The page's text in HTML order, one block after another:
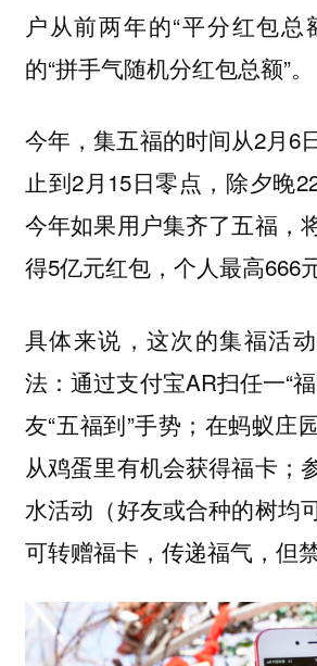
户从前两年的“平分红包总
的“拼手气随机分红包总额”。
今年，集五福的时间从2月6
止到2月15日零点，除夕晚
今年如果用户集齐了五福，
得5亿元红包，个人最高666元
具体来说，这次的集福活
法：通过支付宝AR扫任一“
友“五福到”手势；在蚂蚁庄
从鸡蛋里有机会获得福卡；
水活动（好友或合种的树均
可转赠福卡，传递福气，但